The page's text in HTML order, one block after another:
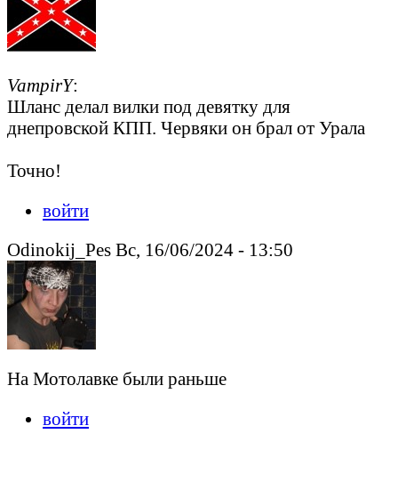
VampirY:
Шланс делал вилки под девятку для
днепровской КПП. Червяки он брал от Урала
Точно!
войти
Odinokij_Pes Вс, 16/06/2024 - 13:50
На Мотолавке были раньше
войти